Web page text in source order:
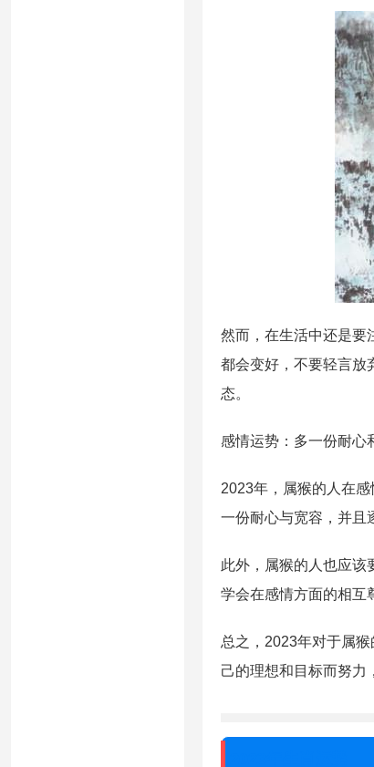
然而，在生活中还是要
都会变好，不要轻言放
态。
感情运势：多一份耐心
2023年，属猴的人在
一份耐心与宽容，并且
此外，属猴的人也应该
学会在感情方面的相互
总之，2023年对于属
己的理想和目标而努力